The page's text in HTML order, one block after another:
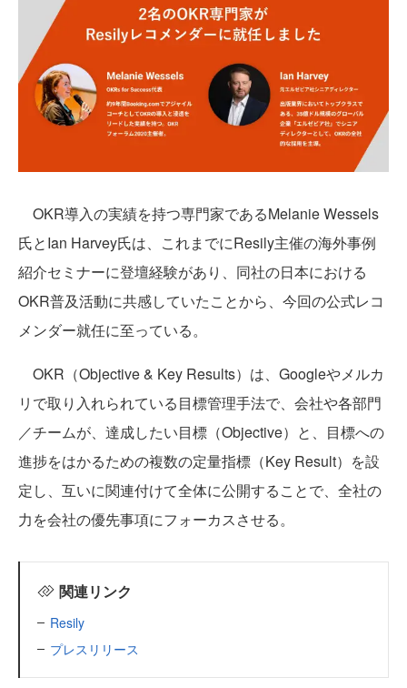
OKR導入の実績を持つ専門家であるMelanie Wessels
氏とIan Harvey氏は、これまでにResily主催の海外事例
紹介セミナーに登壇経験があり、同社の日本における
OKR普及活動に共感していたことから、今回の公式レコ
メンダー就任に至っている。
OKR（Objective & Key Results）は、Googleやメルカ
リで取り入れられている目標管理手法で、会社や各部門
／チームが、達成したい目標（Objective）と、目標への
進捗をはかるための複数の定量指標（Key Result）を設
定し、互いに関連付けて全体に公開することで、全社の
力を会社の優先事項にフォーカスさせる。
関連リンク
Resily
プレスリリース